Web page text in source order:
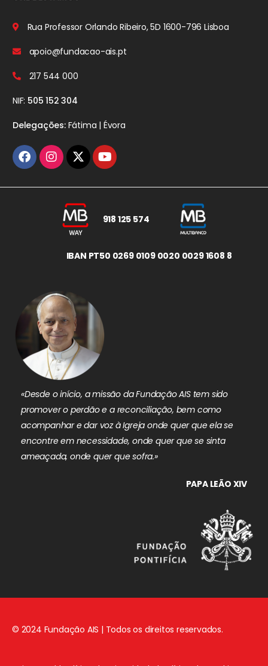
Rua Professor Orlando Ribeiro, 5D 1600-796 Lisboa
apoio@fundacao-ais.pt
217 544 000
NIF: 505 152 304
Delegações:Fátima | Évora
918 125 574
IBAN PT50 0269 0109 0020 0029 1608 8
«Desde o início, a missão da Fundação AIS tem sido
promover o perdão e a reconciliação, bem como
acompanhar e dar voz à Igreja onde quer que ela se
encontre em necessidade, onde quer que se sinta
ameaçada, onde quer que sofra.»
PAPA LEÃO XIV
© 2024 Fundação AIS | Todos os direitos reservados.